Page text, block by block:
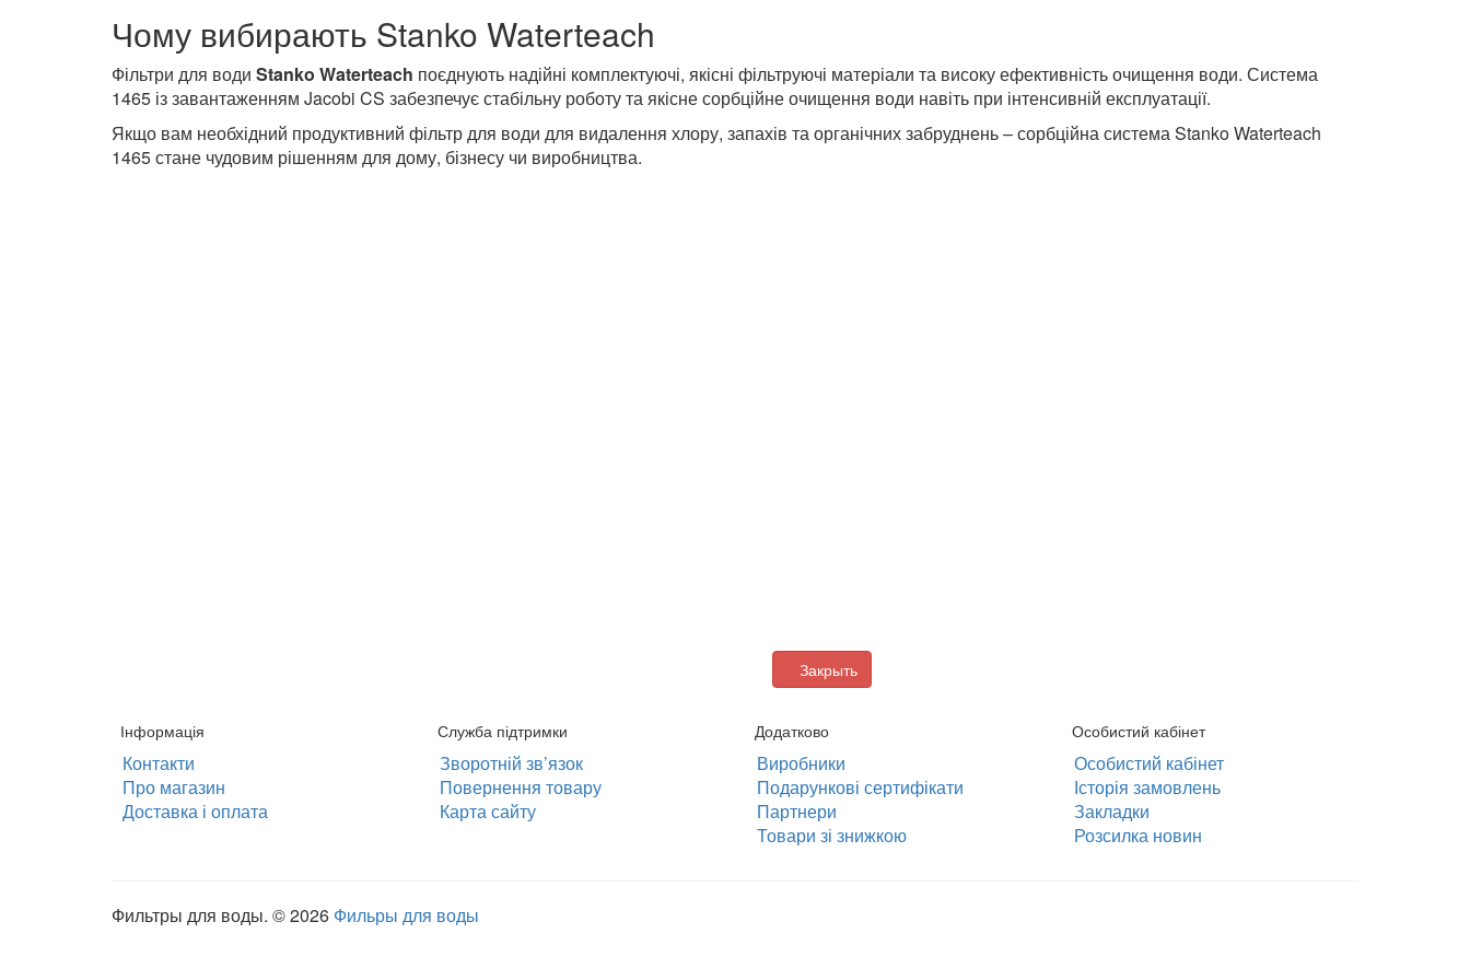
комерційних об'єктів
виробничих підприємств
Чому вибирають Stanko Waterteach
Фільтри для водиStanko Waterteachпоєднують надійні комплектуючі, якісні фільтруючі матеріали та високу ефективність очищення води. Система
Інформація Служба підтримки Додатково
Виробники
Особистий кабінет
Особистий кабінет